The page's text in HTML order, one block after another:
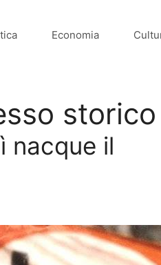
Economia
storico
nacque il